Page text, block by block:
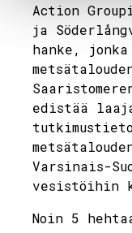
Action
ja
hanke,
edistää
Varsinais-
vesistöihin
Noin 5